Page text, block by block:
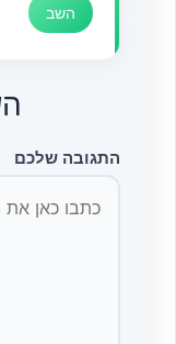
השב
התגובה שלכם